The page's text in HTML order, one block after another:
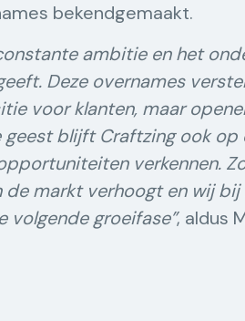
bekendgemaakt.
ambitie en het
Deze overnames
voor klanten, maar
blijft Craftzing ook
verkennen.
markt verhoogt en wij
volgende groeifase”, aldus